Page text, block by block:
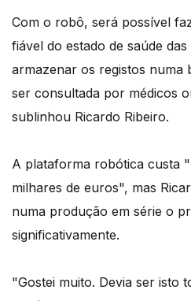
Com o robô, será possível
fiável do estado de saúde
armazenar os registos numa
ser consultada por médicos
sublinhou Ricardo Ribeiro.
A plataforma robótica custa
milhares de euros", mas
numa produção em série o
significativamente.
"Gostei muito. Devia ser isto